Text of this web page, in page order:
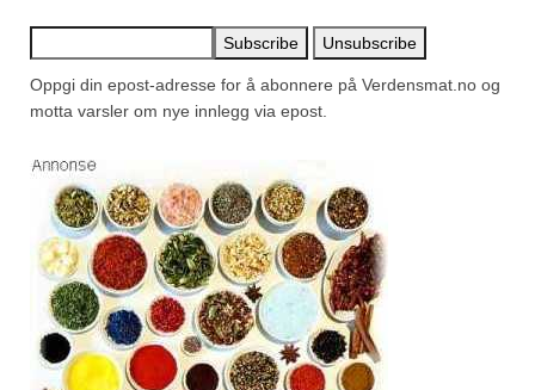
Parisisk pepper
Piment d’Espelette
Quatre épices
Rosépepper
Salvie
Sar (bønneurt)
Oppgi din epost-adresse for å abonnere på Verdensmat.no og
motta varsler om nye innlegg via epost.